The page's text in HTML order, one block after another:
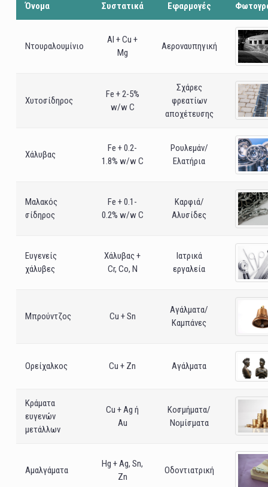
Όνομα Συστατικά Εφαρμογές
Ντουραλουμίνιο
Al + Cu +
Mg
Αεροναυπηγική
Χυτοσίδηρος
Fe + 2-5%
w/w C
Σχάρες
φρεατίων
αποχέτευσης
Χάλυβας
Fe + 0.2-
1.8% w/w C
Ρουλεμάν/
Ελατήρια
Μαλακός
σίδηρος
Fe + 0.1-
0.2% w/w C
Καρφιά/
Αλυσίδες
Ευγενείς
χάλυβες
Χάλυβας +
Cr, Co, N
Ιατρικά
εργαλεία
Μπρούντζος Cu + Sn
Αγάλματα/
Καμπάνες
Ορείχαλκος Cu + Zn Αγάλματα
Κράματα
ευγενών
μετάλλων
Cu + Ag ή
Au
Κοσμήματα/
Νομίσματα
Αμαλγάματα
Hg + Ag, Sn,
Zn
Οδοντιατρική